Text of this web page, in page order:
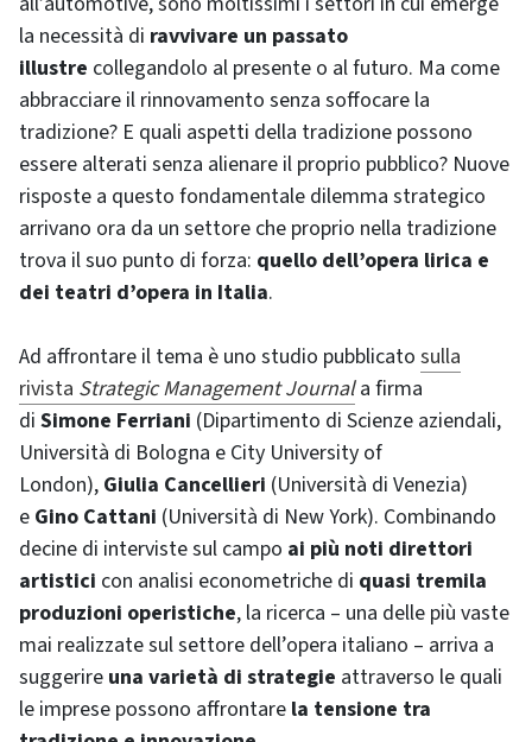
la necessità di ravvivare un passato
illustre collegandolo al presente o al futuro. Ma come
abbracciare il rinnovamento senza soffocare la
tradizione? E quali aspetti della tradizione possono
essere alterati senza alienare il proprio pubblico? Nuove
risposte a questo fondamentale dilemma strategico
arrivano ora da un settore che proprio nella tradizione
trova il suo punto di forza: quello dell’opera lirica e
dei teatri d’opera in Italia.
Ad affrontare il tema è uno studio pubblicato sulla
rivista Strategic Management Journala firma
di Simone Ferriani (Dipartimento di Scienze aziendali,
Università di Bologna e City University of
London), Giulia Cancellieri (Università di Venezia)
e Gino Cattani (Università di New York). Combinando
decine di interviste sul campo ai più noti direttori
artistici con analisi econometriche di quasi tremila
produzioni operistiche, la ricerca – una delle più vaste
mai realizzate sul settore dell’opera italiano – arriva a
suggerire una varietà di strategie attraverso le quali
le imprese possono affrontare la tensione tra